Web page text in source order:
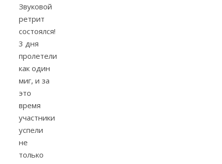
Звуковой
ретрит
состоялся!
3 дня
пролетели
как один
миг, и за
это
время
участники
успели
не
только